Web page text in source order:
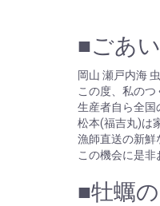
■ごあ
岡山 瀬戸内海
この度、私のつ
生産者自ら全国
松本(福吉丸)は
漁師直送の新鮮
この機会に是非
■牡蠣